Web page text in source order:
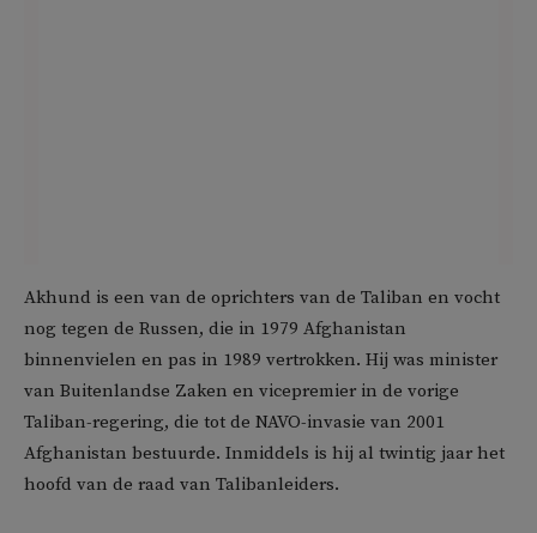
Akhund is een van de oprichters van de Taliban en vocht
nog tegen de Russen, die in 1979 Afghanistan
binnenvielen en pas in 1989 vertrokken. Hij was minister
van Buitenlandse Zaken en vicepremier in de vorige
Taliban-regering, die tot de NAVO-invasie van 2001
Afghanistan bestuurde. Inmiddels is hij al twintig jaar het
hoofd van de raad van Talibanleiders.